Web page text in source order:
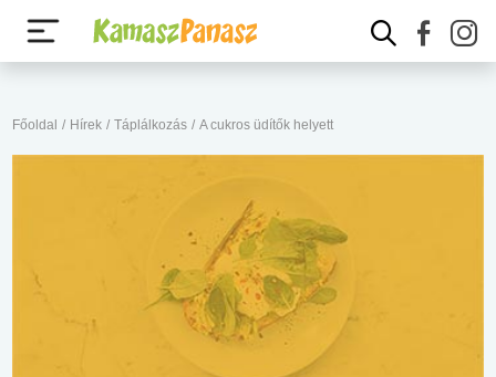
Főoldal / Hírek / Táplálkozás / A cukros üdítők helyett